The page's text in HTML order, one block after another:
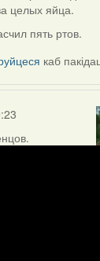
целых яйца.
пять ртов.
каб